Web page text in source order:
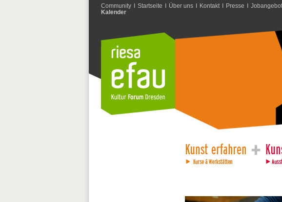
Community I Startseite I Über uns I Kontakt I Presse I
Kalender